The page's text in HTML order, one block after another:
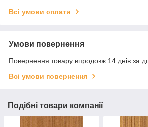
Всі умови оплати
Умови повернення
Повернення товару впродовж 14 днів за
Всі умови повернення
Подібні товари компанії